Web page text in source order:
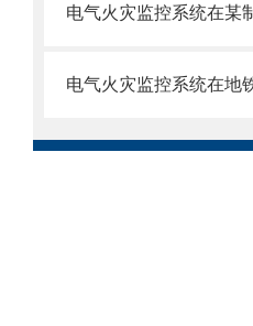
电气火灾监控系统在地